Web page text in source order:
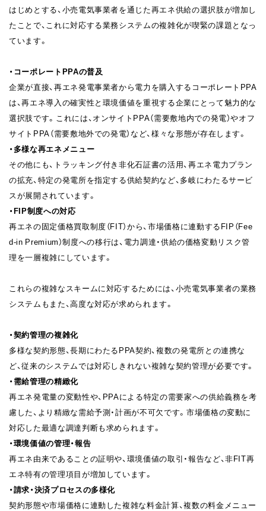
はじめとする、小売電気事業者を通じた再エネ供給の選択肢が増加し
たことで、これに対応する業務システムの複雑化が喫緊の課題となっ
ています。
・コーポレートPPAの普及
企業が直接、再エネ発電事業者から電力を購入するコーポレートPPA
は、再エネ導入の確実性と環境価値を重視する企業にとって魅力的な
選択肢です。これには、オンサイトPPA（需要敷地内での発電）やオフ
サイトPPA（需要敷地外での発電）など、様々な形態が存在します。
・多様な再エネメニュー
その他にも、トラッキング付き非化石証書の活用、再エネ電力プラン
の拡充、特定の発電所を指定する供給契約など、多岐にわたるサービ
スが展開されています。
・FIP制度への対応
再エネの固定価格買取制度（FIT）から、市場価格に連動するFIP（Fee
d-in Premium）制度への移行は、電力調達・供給の価格変動リスク管
理を一層複雑にしています。
これらの複雑なスキームに対応するためには、小売電気事業者の業務
システムもまた、高度な対応が求められます。
・契約管理の複雑化
多様な契約形態、長期にわたるPPA契約、複数の発電所との連携な
ど、従来のシステムでは対応しきれない複雑な契約管理が必要です。
・需給管理の精緻化
再エネ発電量の変動性や、PPAによる特定の需要家への供給義務を考
慮した、より精緻な需給予測・計画が不可欠です。市場価格の変動に
対応した最適な調達判断も求められます。
・環境価値の管理・報告
再エネ由来であることの証明や、環境価値の取引・報告など、非FIT再
エネ特有の管理項目が増加しています。
・請求・決済プロセスの多様化
契約形態や市場価格に連動した複雑な料金計算、複数の料金メニュー